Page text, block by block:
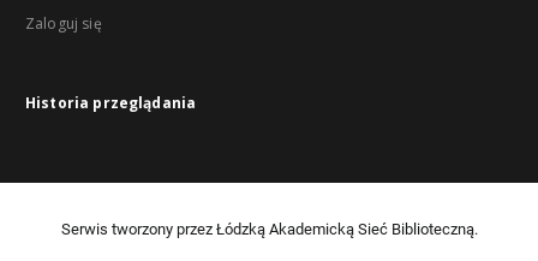
Zaloguj się
Historia przeglądania
Serwis tworzony przez Łódzką Akademicką Sieć Biblioteczną.